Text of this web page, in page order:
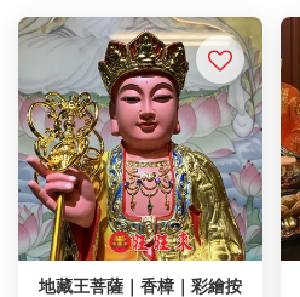
地藏王菩薩｜香樟｜彩繪按